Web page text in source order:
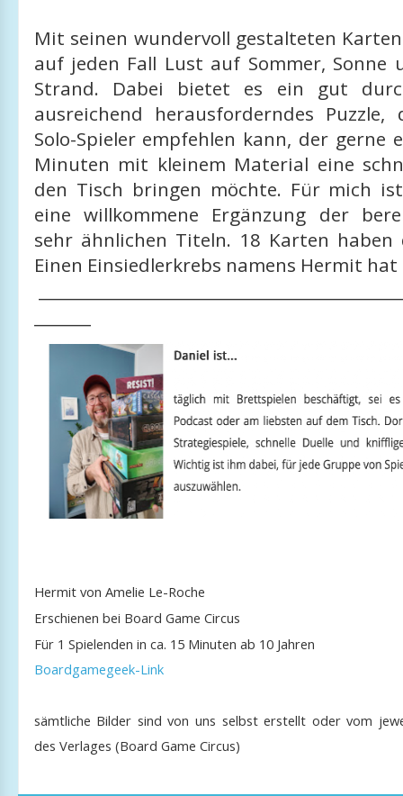
Mit seinen wundervoll gestalteten
auf jeden Fall Lust auf Sommer, Sonne
Strand. Dabei bietet es ein gut
ausreichend herausforderndes
Solo-Spieler empfehlen kann, der gerne
Minuten mit kleinem Material eine
den Tisch bringen möchte. Für mich
eine willkommene Ergänzung der
sehr ähnlichen Titeln. 18 Karten haben
Einen Einsiedlerkrebs namens Hermit
Hermit von Amelie Le-Roche
Erschienen bei Board Game Circus
Für 1 Spielenden in ca. 15 Minuten ab 10 Jahren
Boardgamegeek-Link
sämtliche Bilder sind von uns selbst erstellt oder vom
des Verlages (Board Game Circus)